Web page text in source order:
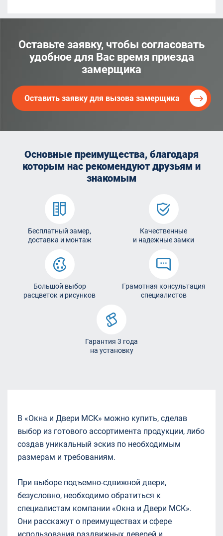
Оставьте заявку, чтобы согласовать
удобное для Вас время приезда
замерщика
Оставить заявку для вызова замерщика
Основные преимущества, благодаря
которым нас рекомендуют друзьям и
знакомым
Бесплатный замер,
доставка и монтаж
Качественные
и надежные замки
Большой выбор
расцветок и рисунков
Грамотная консультация
специалистов
Гарантия 3 года
на установку
В «Окна и Двери МСК» можно купить, сделав
выбор из готового ассортимента продукции, либо
создав уникальный эскиз по необходимым
размерам и требованиям.
При выборе подъемно-сдвижной двери,
безусловно, необходимо обратиться к
специалистам компании «Окна и Двери МСК».
Они расскажут о преимуществах и сфере